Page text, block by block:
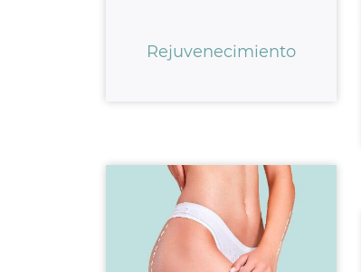
Rejuvenecimiento